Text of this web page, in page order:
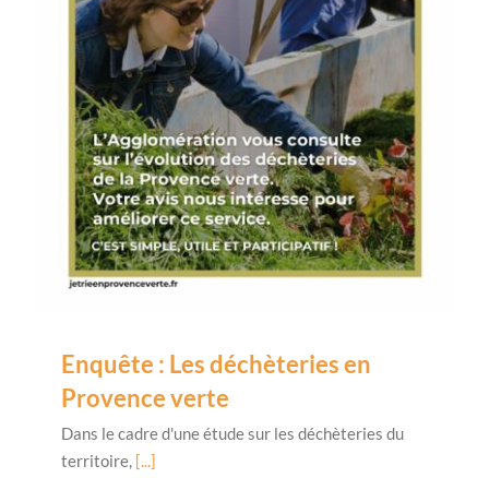
Enquête : Les déchèteries en
Provence verte
Dans le cadre d'une étude sur les déchèteries du
territoire, [...]